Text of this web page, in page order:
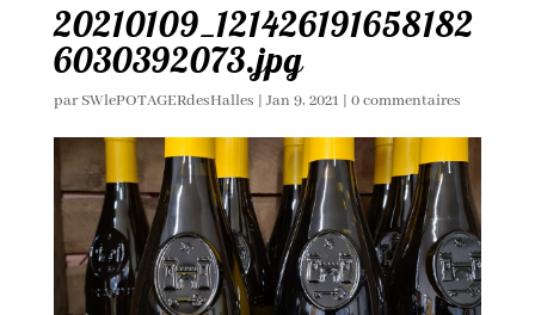
20210109_121426191658182
6030392073.jpg
parSWlePOTAGERdesHalles | Jan 9, 2021| 0 commentaires